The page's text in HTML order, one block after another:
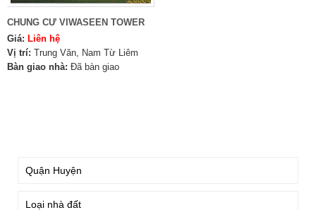
CHUNG CƯ VIWASEEN TOWER
Giá: Liên hệ
Vị trí: Trung Văn, Nam Từ Liêm
Bàn giao nhà: Đã bàn giao